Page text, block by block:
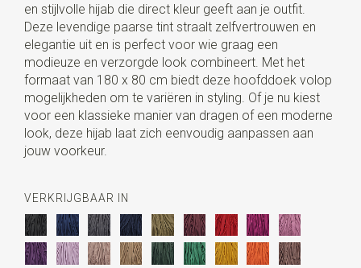
en stijlvolle hijab die direct kleur geeft aan je outfit.
Deze levendige paarse tint straalt zelfvertrouwen en
elegantie uit en is perfect voor wie graag een
modieuze en verzorgde look combineert. Met het
formaat van 180 x 80 cm biedt deze hoofddoek volop
mogelijkheden om te variëren in styling. Of je nu kiest
voor een klassieke manier van dragen of een moderne
look, deze hijab laat zich eenvoudig aanpassen aan
jouw voorkeur.
VERKRIJGBAAR IN